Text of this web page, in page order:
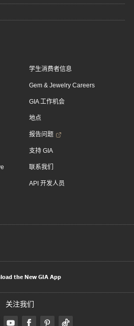
学生消费者信息
Gem & Jewelry Careers
GIA 工作机会
地点
报告问题
支持 GIA
联系我们
API 开发人员
the New GIA App
关注我们